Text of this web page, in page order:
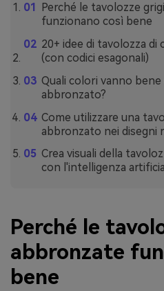
Perché le tavolozze
funzionano così bene
20+ idee di tavolozza
(con codici esagonali)
Quali colori vanno
abbronzato?
Come utilizzare una
abbronzato nei disegni
Crea visuali della
con l'intelligenza
Perché le
abbronzate
bene